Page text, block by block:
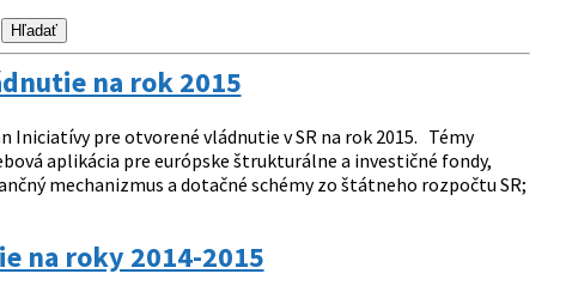
na rok 2015
Iniciatívy pre otvorené vládnutie v SR na rok 2015. Témy
aplikácia pre európske štrukturálne a investičné fondy,
mechanizmus a dotačné schémy zo štátneho rozpočtu SR;
na roky 2014-2015